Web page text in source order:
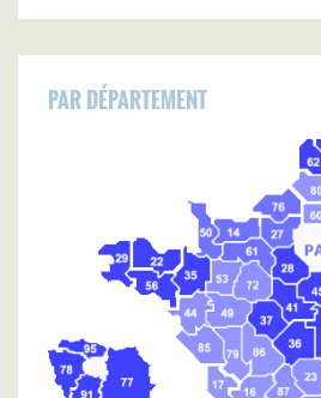
PAR DÉPARTEMENT